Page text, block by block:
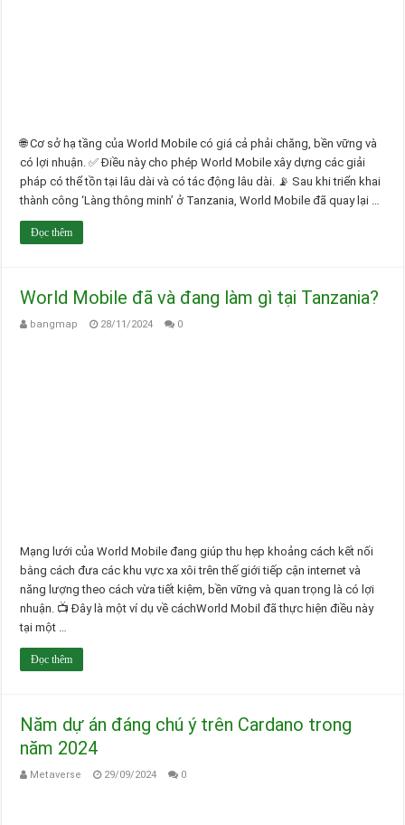
🌐 Cơ sở hạ tầng của World Mobile có giá cả phải chăng, bền vững và
có lợi nhuận. ✅ Điều này cho phép World Mobile xây dựng các giải
pháp có thể tồn tại lâu dài và có tác động lâu dài. 📡 Sau khi triển khai
thành công ‘Làng thông minh’ ở Tanzania, World Mobile đã quay lại …
Đọc thêm
World Mobile đã và đang làm gì tại Tanzania?
bangmap 28/11/2024 0
Mạng lưới của World Mobile đang giúp thu hẹp khoảng cách kết nối
bằng cách đưa các khu vực xa xôi trên thế giới tiếp cận internet và
năng lượng theo cách vừa tiết kiệm, bền vững và quan trọng là có lợi
nhuận. 📺 Đây là một ví dụ về cáchWorld Mobil đã thực hiện điều này
tại một …
Đọc thêm
Năm dự án đáng chú ý trên Cardano trong
năm 2024
Metaverse 29/09/2024 0